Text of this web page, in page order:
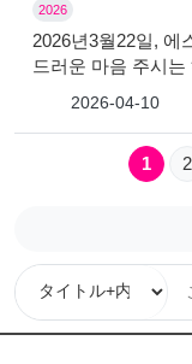
2026
2026년3월22일, 에
드러운 마음 주시는
2026-04-10
1 2